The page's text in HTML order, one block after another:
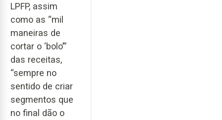
LPFP, assim
como as “mil
maneiras de
cortar o ‘bolo’”
das receitas,
“sempre no
sentido de criar
segmentos que
no final dão o